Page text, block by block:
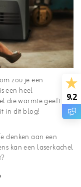
zou je een
een heel
die warmte geeft
in dit blog!
denken aan een
kan een laserkachel
9.2